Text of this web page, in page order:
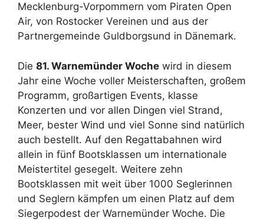
Mecklenburg-Vorpommern vom Piraten Open
Air, von Rostocker Vereinen und aus der
Partnergemeinde Guldborgsund in Dänemark.
Die 81. Warnemünder Woche wird in diesem
Jahr eine Woche voller Meisterschaften, großem
Programm, großartigen Events, klasse
Konzerten und vor allen Dingen viel Strand,
Meer, bester Wind und viel Sonne sind natürlich
auch bestellt. Auf den Regattabahnen wird
allein in fünf Bootsklassen um internationale
Meistertitel gesegelt. Weitere zehn
Bootsklassen mit weit über 1000 Seglerinnen
und Seglern kämpfen um einen Platz auf dem
Siegerpodest der Warnemünder Woche. Die